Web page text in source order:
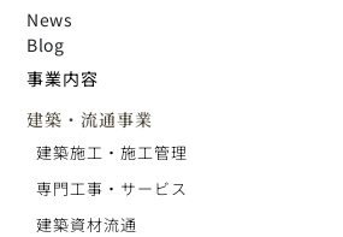
News
Blog
事業内容
建築・流通事業
建築施工・施工管理
専門工事・サービス
建築資材流通